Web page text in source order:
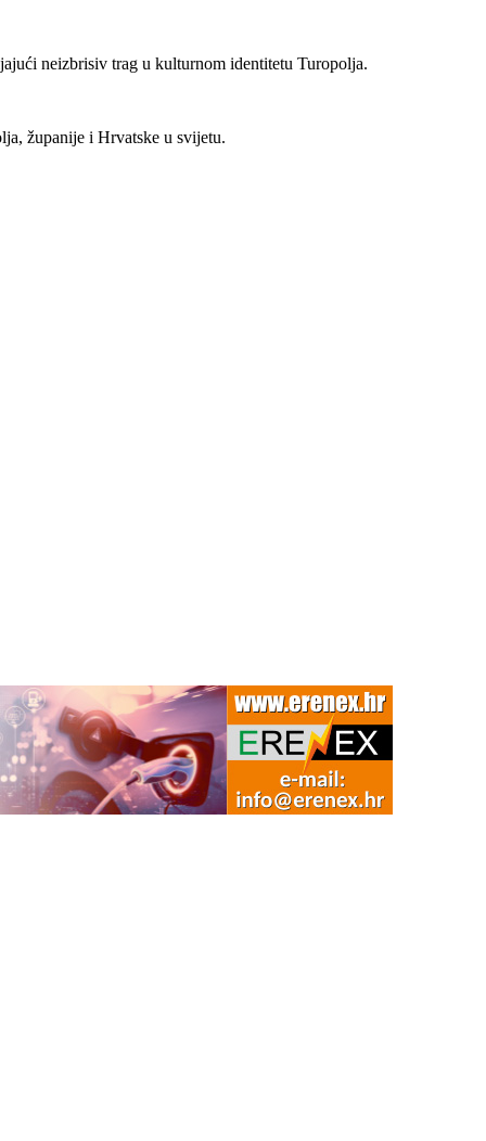
neizbrisiv trag u kulturnom identitetu Turopolja.
županije i Hrvatske u svijetu.